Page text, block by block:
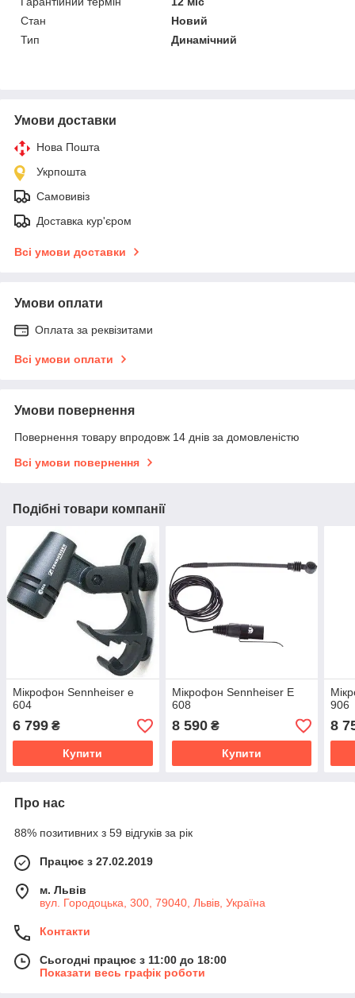
Стан
Новий
Тип
Динамічний
Умови доставки
Нова Пошта
Укрпошта
Самовивіз
Доставка кур'єром
Всі умови доставки
Умови оплати
Оплата за реквізитами
Всі умови оплати
Умови повернення
Повернення товару впродовж 14 днів за домовленістю
Всі умови повернення
Подібні товари компанії
Мікрофон Sennheiser e
604
6 799 ₴
Купити
Мікрофон Sennheiser E
608
8 590₴
Купити
906
8
Про нас
88% позитивних з 59 відгуків за рік
Працює з 27.02.2019
м. Львів
вул. Городоцька, 300, 79040, Львів, Україна
Контакти
Сьогодні працює з 11:00 до 18:00
Показати весь графік роботи